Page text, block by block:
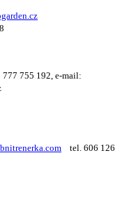
755 192, e-mail:
tel. 606 126